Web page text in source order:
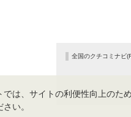
全国のクチコミナビ
では、サイトの利便性向上のた
い。